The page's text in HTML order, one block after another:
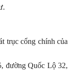
trục cổng chính của
đường Quốc Lộ 32,